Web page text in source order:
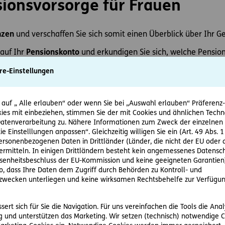
Einstellungen
„ Alle erlauben“ oder wenn Sie bei „Auswahl erlauben“
mit einbeziehen, stimmen Sie der mit Cookies und ähnlichen
zu. Nähere Informationen zum Zweck der einzelnen
Einstelllungen anpassen“. Gleichzeitig willigen Sie ein (Art. 49 Abs. 1
Daten in Drittländer (Länder, die nicht der EU oder
In einigen Drittländern besteht kein angemessenes
der EU-Kommission und keine geeigneten
dass Ihre Daten dem Zugriff durch Behörden zu Kontroll- und
unterliegen und keine wirksamen Rechtsbehelfe zur
sich für Sie die Navigation. Für uns vereinfachen die Tools die
und unterstützen das Marketing. Wir setzen (technisch) notwendige
für Frauen
und verschaffen Sie sich somit einen Überblick über Ihr
Ihr Pensionskonto und erkundigen Sie sich, welche
bzw. wie hoch Ihre Pension sein wird.
Ihre ist, um basierend darauf Ihren
berechnen
Pensionslückenrechnerkönnen Sie gleich online Ihren
berechnen
die
und
Bücher, Blogs und Podcasts dazu.
Studiostunde: Private Pensionsvorsorge(25.06.2023)